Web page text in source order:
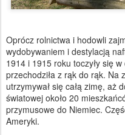
Oprócz rolnictwa i hodowli
wydobywaniem i destylacją
1914 i 1915 roku toczyły się
przechodziła z rąk do rąk. Na
utrzymywał się całą zimę, aż
światowej około 20
przymusowe do Niemiec.
Ameryki.